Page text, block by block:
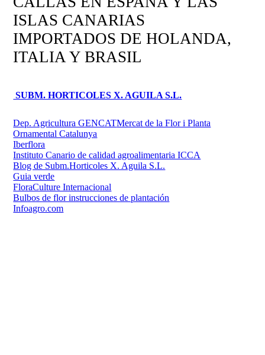
ISLAS CANARIAS
IMPORTADOS DE HOLANDA,
ITALIA Y BRASIL
SUBM. HORTICOLES X. AGUILA S.L.
Dep. Agricultura GENCATMercat de la Flor i Planta
Ornamental Catalunya
Iberflora
Instituto Canario de calidad agroalimentaria ICCA
Blog de Subm.Horticoles X. Aguila S.L.
Guia verde
FloraCulture Internacional
Bulbos de flor instrucciones de plantación
Infoagro.com